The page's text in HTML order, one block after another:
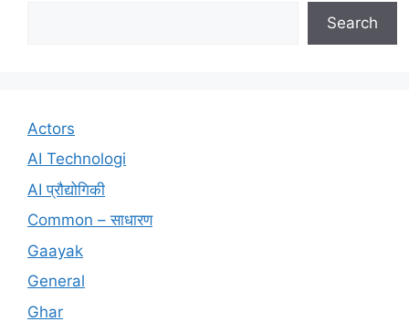
Search
Actors
AI Technologi
AI प्रौद्योगिकी
Common – साधारण
Gaayak
General
Ghar